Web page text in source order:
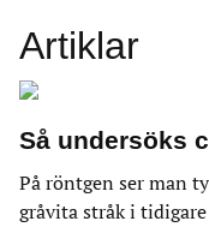
Artiklar
Så undersöks
På röntgen ser man
gråvita stråk i